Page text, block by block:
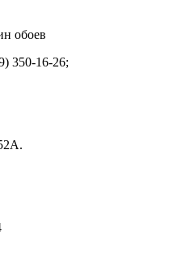
обоев
350-16-26;